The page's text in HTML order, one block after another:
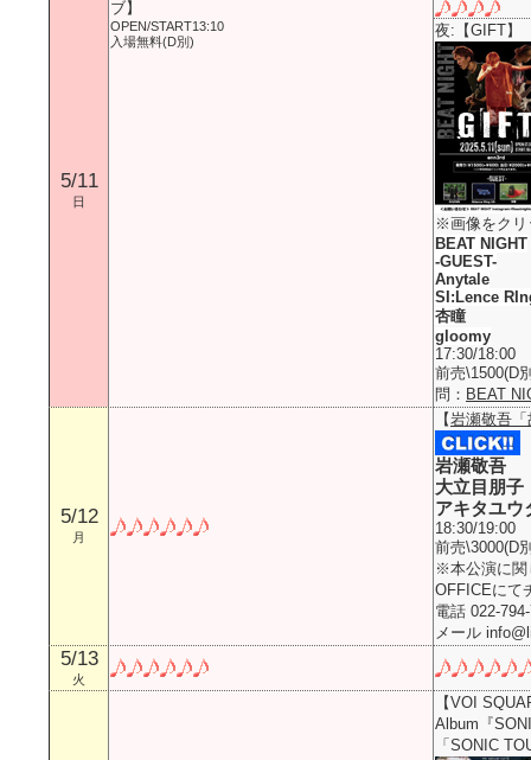
5/11
日
ブ】
OPEN/START13:10
入場無料(D別)
夜: 【GIFT】
※画像をクリ
BEAT NIGHT
-GUEST-
Anytale
SI:Lence
杏瞳
gloomy
17:30/18:00
前売\1500(D
問： BEAT
5/12
月
【岩瀬敬吾
岩瀬敬吾
大立目朋子
アキタユウ
18:30/19:00
前売\3000(D
※本公演に関
OFFICEにて
電話 022-
メール
5/13
火
【VOI
Album『
「SONIC